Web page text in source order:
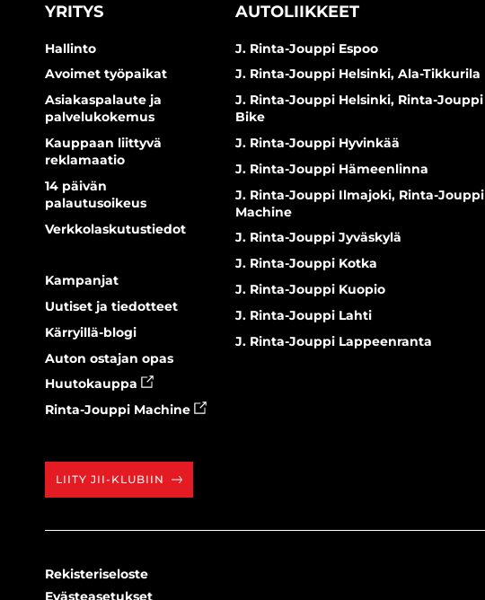
YRITYS
Hallinto
Avoimet työpaikat
Asiakaspalaute ja
palvelukokemus
Kauppaan liittyvä
reklamaatio
14 päivän
palautusoikeus
Verkkolaskutustiedot
Kampanjat
Uutiset ja tiedotteet
Kärryillä-blogi
Auton ostajan opas
Huutokauppa
Rinta-Jouppi Machine
AUTOLIIKKEET
J. Rinta-Jouppi Espoo
J. Rinta-Jouppi Helsinki, Ala-Tikkurila
J. Rinta-Jouppi Helsinki, Rinta-Jouppi
Bike
J. Rinta-Jouppi Hyvinkää
J. Rinta-Jouppi Hämeenlinna
J. Rinta-Jouppi Ilmajoki, Rinta-Jouppi
Machine
J. Rinta-Jouppi Jyväskylä
J. Rinta-Jouppi Kotka
J. Rinta-Jouppi Kuopio
J. Rinta-Jouppi Lahti
J. Rinta-Jouppi Lappeenranta
LIITY JII-KLUBIIN
Rekisteriseloste
Evästeasetukset